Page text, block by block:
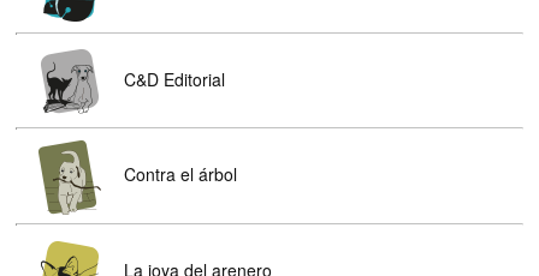
C&D Editorial
Contra el árbol
La joya del arenero